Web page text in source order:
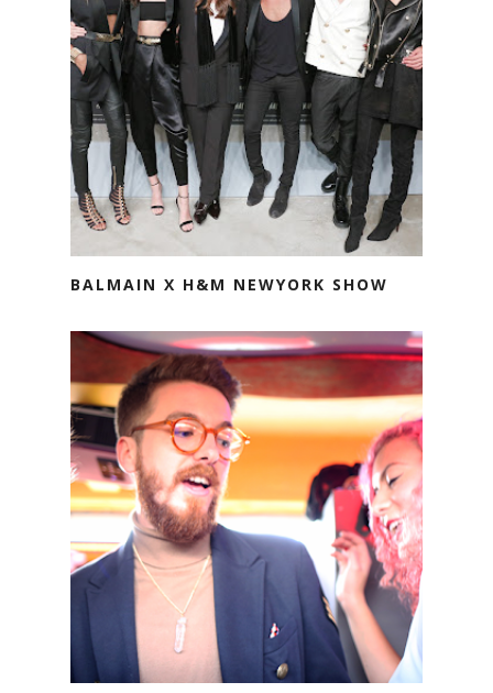
BALMAIN X H&M NEWYORK SHOW